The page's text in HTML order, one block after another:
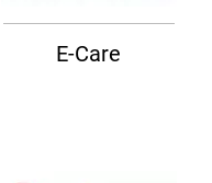
E-Care